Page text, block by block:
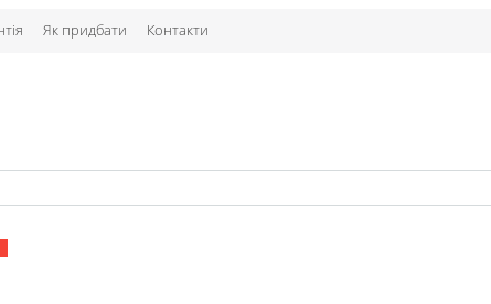
Як придбати Контакти